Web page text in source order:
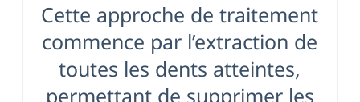
Cette approche de traitement
commence par l’extraction de
toutes les dents atteintes,
permettant de supprimer les